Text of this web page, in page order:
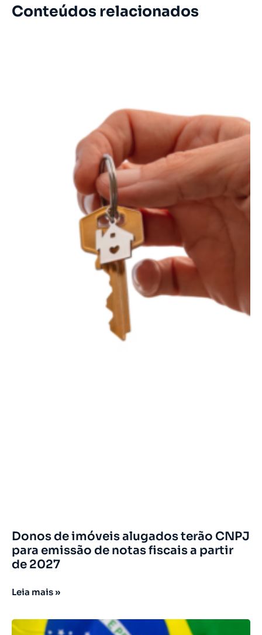
Conteúdos relacionados
Donos de imóveis alugados terão CNPJ
para emissão de notas fiscais a partir
de 2027
Leia mais »